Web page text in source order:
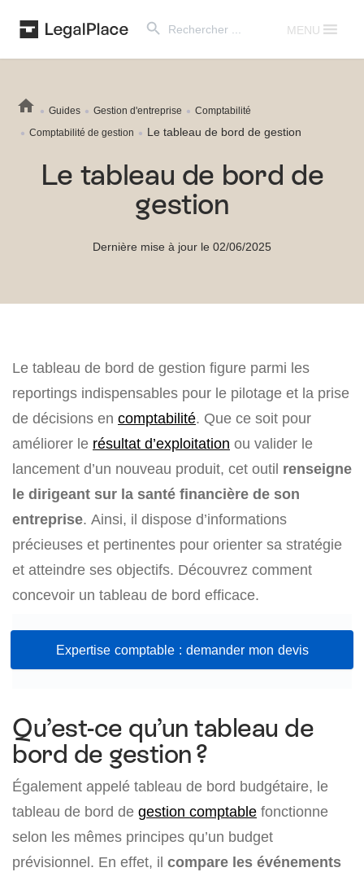
for:
MENU
Guides Gestion d'entreprise
Comptabilité
Comptabilité de gestion
Le tableau de bord de gestion
Le tableau de bord de
gestion
Dernière mise à jour le 02/06/2025
Le tableau de bord de gestion figure parmi les
reportings indispensables pour le pilotage et la prise
de décisions en comptabilité. Que ce soit pour
améliorer le résultat d’exploitation ou valider le
lancement d’un nouveau produit, cet outil renseigne
le dirigeant sur la santé financière de son
entreprise. Ainsi, il dispose d’informations
précieuses et pertinentes pour orienter sa stratégie
et atteindre ses objectifs. Découvrez comment
concevoir un tableau de bord efficace.
Expertise comptable : demander mon devis
Qu’est-ce qu’un tableau de
bord de gestion ?
Également appelé tableau de bord budgétaire, le
tableau de bord de gestion comptable fonctionne
selon les mêmes principes qu’un budget
prévisionnel. En effet, il compare les événements